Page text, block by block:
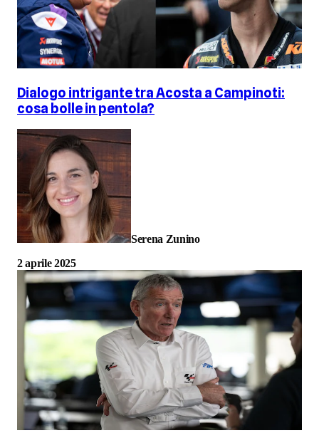
Dialogo intrigante tra Acosta a Campinoti:
cosa bolle in pentola?
Serena Zunino
2 aprile 2025